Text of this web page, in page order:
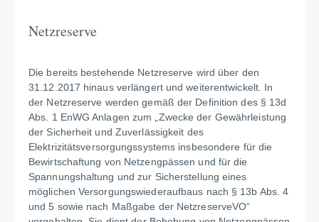
Netzreserve
Die bereits bestehende Netzreserve wird über den
31.12.2017 hinaus verlängert und weiterentwickelt. In
der Netzreserve werden gemäß der Definition des § 13d
Abs. 1 EnWG Anlagen zum „Zwecke der Gewährleistung
der Sicherheit und Zuverlässigkeit des
Elektrizitätsversorgungssystems insbesondere für die
Bewirtschaftung von Netzengpässen und für die
Spannungshaltung und zur Sicherstellung eines
möglichen Versorgungswiederaufbaus nach § 13b Abs. 4
und 5 sowie nach Maßgabe der NetzreserveVO“